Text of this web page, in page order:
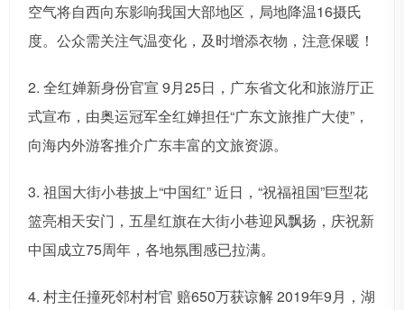
空气将自西向东影响我国大部地区，局地降温16摄氏
度。公众需关注气温变化，及时增添衣物，注意保暖！
2. 全红婵新身份官宣 9月25日，广东省文化和旅游厅正
式宣布，由奥运冠军全红婵担任“广东文旅推广大使”，
向海内外游客推介广东丰富的文旅资源。
3. 祖国大街小巷披上“中国红” 近日，“祝福祖国”巨型花
篮亮相天安门，五星红旗在大街小巷迎风飘扬，庆祝新
中国成立75周年，各地氛围感已拉满。
4. 村主任撞死邻村村官 赔650万获谅解 2019年9月，湖